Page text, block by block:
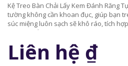
Kệ Treo Bàn Chải Lấy Kem Đánh Răng
tường không cần khoan đục, giúp bạn
súc miệng luôn sạch sẽ khô ráo, tích
lợi, đẹp mắt.
Liên hệ ₫